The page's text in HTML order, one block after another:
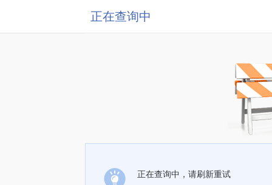
正在查询中
正在查询中，请刷新重试